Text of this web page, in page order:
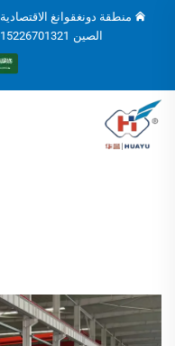
منطقة دونغقوانغ
الصين